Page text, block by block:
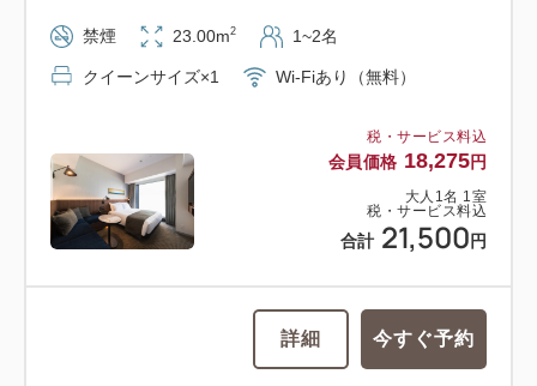
税・サービス料込
会員価格 18,275円
大人 1名 1室
税・サービス料込
合計 21,500 円
禁煙 23.00m2 1~2名
クイーンサイズ×1 Wi-Fiあり（無料）
詳細 今すぐ予約